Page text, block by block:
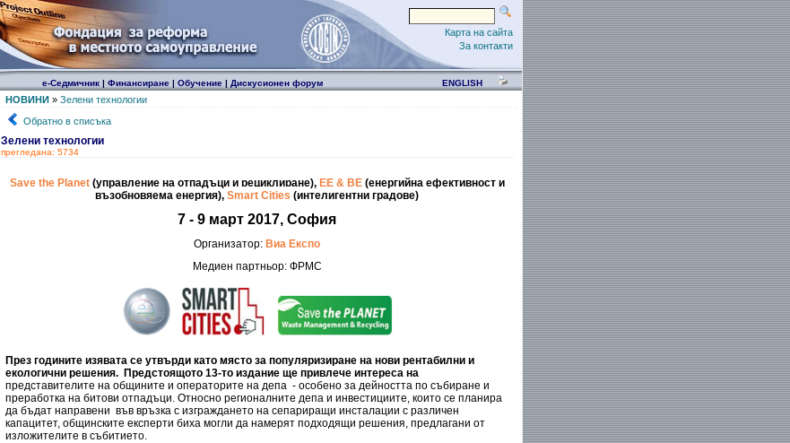
Карта на сайта
За контакти
е-Седмичник| Финансиране| Обучение| Дискусионен форум ENGLISH
НОВИНИ» Зелени технологии
Обратно в списъка
Зелени технологии
прегледана: 5734
Save the Planet(управление на отпадъци и рециклиране), ЕЕ & ВЕ(енергийна ефективност и
възобновяема енергия), Smart Cities (интелигентни градове)
7 - 9 март 2017, София
Организатор: Виа Експо
Медиен партньор: ФРМС
През годините изявата се утвърди като място за популяризиране на нови рентабилни и
екологични решения.
Предстоящото 13-то издание ще привлече интереса на
представителите на общините и операторите на депа - особено за дейността посъбиране и
преработка на битови отпадъци. Относно регионалните депа и инвестициите, които се планира
да бъдат направени във връзка с изграждането на сепариращи инсталации с различен
капацитет, общинските експерти биха могли да намерят подходящи решения, предлагани от
изложителите в събитието.